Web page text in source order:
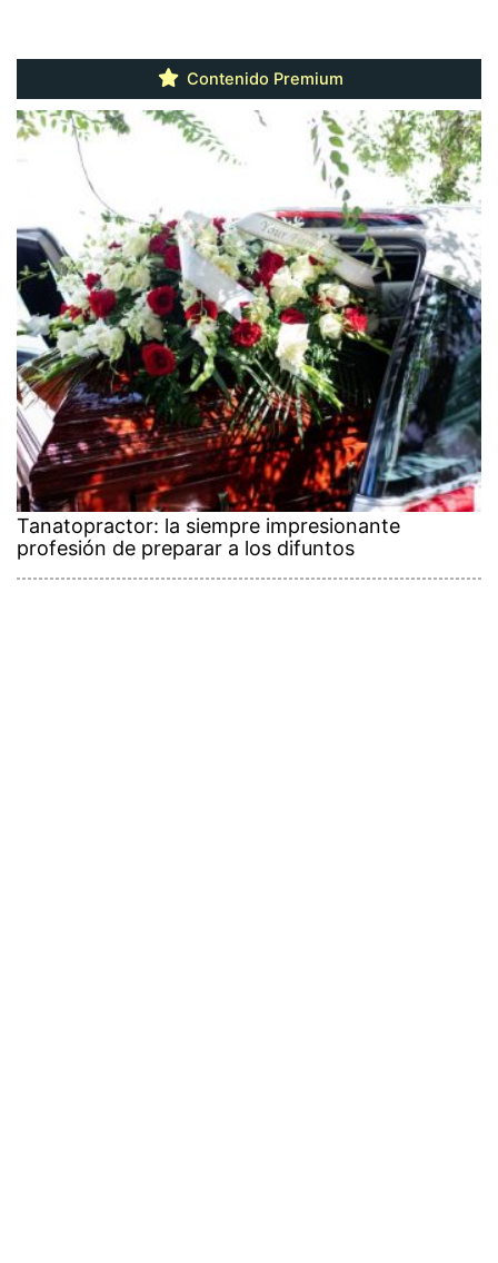
Contenido Premium
Tanatopractor: la siempre impresionante
profesión de preparar a los difuntos